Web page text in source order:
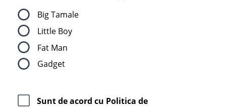
Big Tamale
Little Boy
Fat Man
Gadget
Sunt de acord cu Politica de